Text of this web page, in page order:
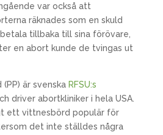
var också att
räknades som en skuld
tillbaka till sina förövare,
en abort kunde de tvingas ut
är svenska RFSU:s
driver abortkliniker i hela USA.
ett vittnesbörd populär för
det inte ställdes några